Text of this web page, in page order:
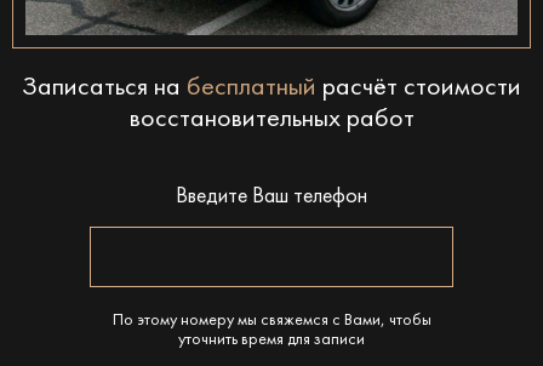
Записаться на бесплатный расчёт стоимости
восстановительных работ
Введите Ваш телефон
По этому номеру мы свяжемся с Вами, чтобы
уточнить время для записи